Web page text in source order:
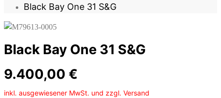
Black Bay One 31 S&G
Black Bay One 31 S&G
9.400,00 €
inkl. ausgewiesener MwSt. und zzgl. Versand